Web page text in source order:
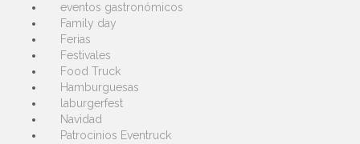
eventos gastronómicos
Family day
Ferias
Festivales
Food Truck
Hamburguesas
laburgerfest
Navidad
Patrocinios Eventruck